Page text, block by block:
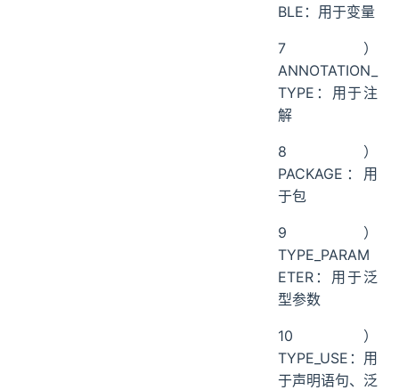
BLE：用于变量
7）
ANNOTATION_
TYPE：用于注
解
8）
PACKAGE：用
于包
9）
TYPE_PARAM
ETER：用于泛
型参数
10）
TYPE_USE：用
于声明语句、泛